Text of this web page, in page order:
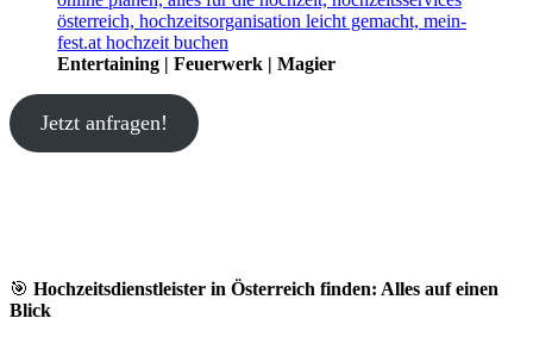
Entertaining | Feuerwerk | Magier
Jetzt anfragen!
🎯 Hochzeitsdienstleister in Österreich finden: Alles auf einen
Blick